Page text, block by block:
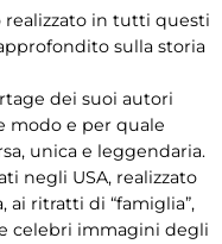
realizzato in tutti questi
sulla storia
dei suoi autori
modo e per quale
unica e leggendaria.
negli USA, realizzato
ai ritratti di “famiglia”,
celebri immagini degli